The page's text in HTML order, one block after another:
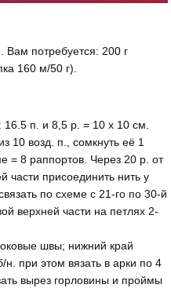
потребуется: 200 г
160 м/50 г).
16.5 п. и 8,5 р. = 10 х 10 см.
10 возд. п., сомкнуть её 1
= 8 раппортов. Через 20 р. от
части присоединить нить у
по схеме с 21-го по 30-й
верхней части на петлях 2-
швы; нижний край
н. при этом вязать в арки по 4
вырез горловины и проймы